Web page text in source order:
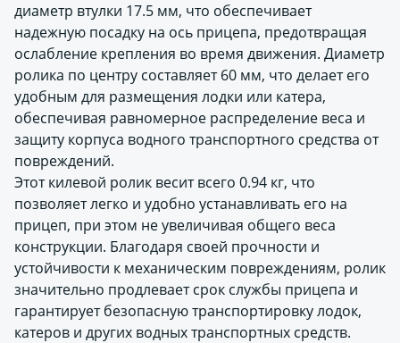
диаметр втулки 17.5 мм, что обеспечивает
надежную посадку на ось прицепа, предотвращая
ослабление крепления во время движения. Диаметр
ролика по центру составляет 60 мм, что делает его
удобным для размещения лодки или катера,
обеспечивая равномерное распределение веса и
защиту корпуса водного транспортного средства от
повреждений.
Этот килевой ролик весит всего 0.94 кг, что
позволяет легко и удобно устанавливать его на
прицеп, при этом не увеличивая общего веса
конструкции. Благодаря своей прочности и
устойчивости к механическим повреждениям, ролик
значительно продлевает срок службы прицепа и
гарантирует безопасную транспортировку лодок,
катеров и других водных транспортных средств.